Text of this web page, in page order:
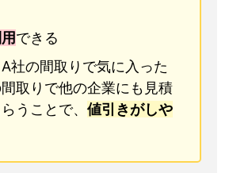
できる
社の間取りで気に入った
取りで他の企業にも見積
うことで、 値引きがしや